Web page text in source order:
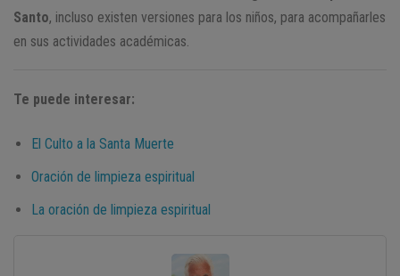
Santo, incluso existen versiones para los niños, para acompañarles
en sus actividades académicas.
Te puede interesar:
El Culto a la Santa Muerte
Oración de limpieza espiritual
La oración de limpieza espiritual